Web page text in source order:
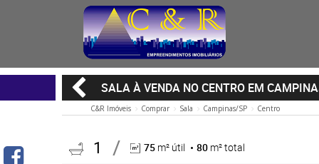
SALA À VENDA NO CENTRO EM
C&R Imóveis Comprar Sala Campinas/SP Centro
1 75 m² útil 80 m² total